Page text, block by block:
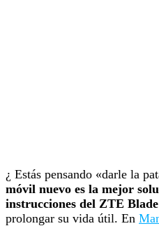
¿ Estás pensando «darle la
móvil nuevo es la mejor
instrucciones del ZTE
prolongar su vida útil. En